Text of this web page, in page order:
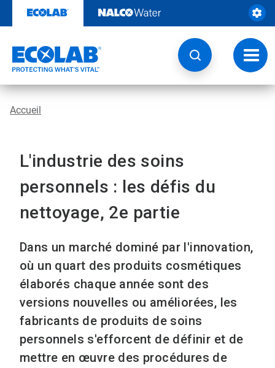
contenu​​​​​​​
à
Accueil
L'industrie des soins
personnels : les défis du
nettoyage, 2e partie
Dans un marché dominé par l'innovation,
où un quart des produits cosmétiques
élaborés chaque année sont des
versions nouvelles ou améliorées, les
fabricants de produits de soins
personnels s'efforcent de définir et de
mettre en œuvre des procédures de